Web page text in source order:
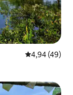
Średnia
4,94 (49)